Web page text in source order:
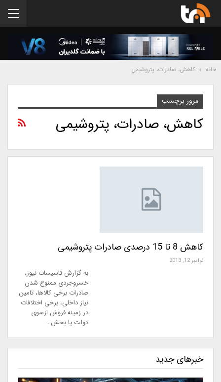
خانه کاهش، صادرات، پتروشیمی
مرور برچسب
کاهش، صادرات، پتروشیمی
کاهش 8 تا 15 درصدی صادرات پتروشیمی
نوامبر 12, 2013
به گزارش تاسیسات نیوز،
خسروجردی ممنوع شدن
صادرات برخی کالاها، تامین
نیاز داخلی، برخی اختلافات
در زمینه فروش ازسوی
دولت یا بخش…
خبرهای جدید